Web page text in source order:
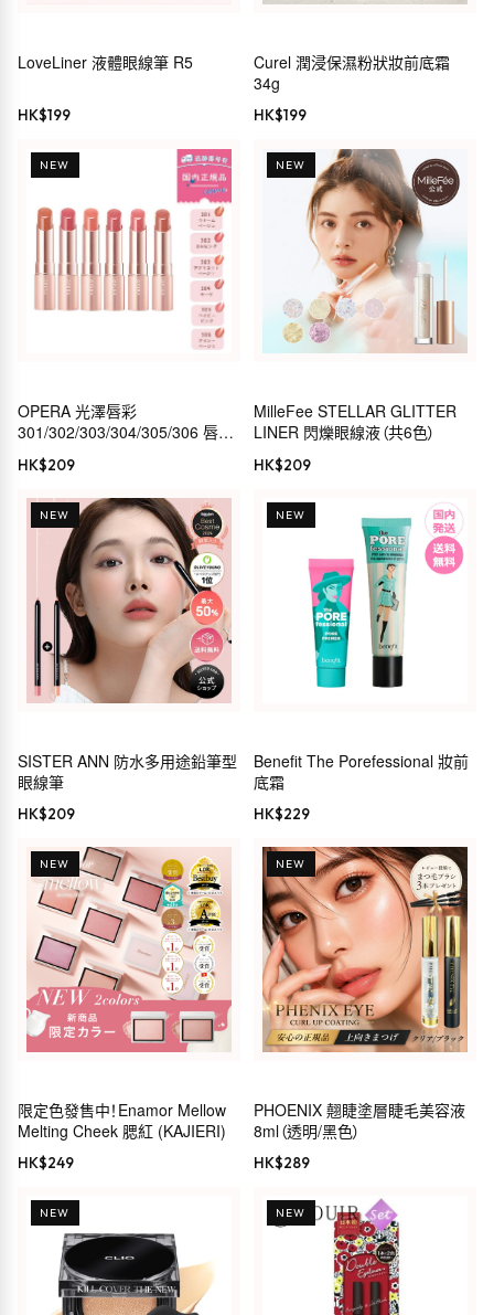
LoveLiner 液體眼線筆 R5
HK$199
Curel 潤浸保濕粉狀妝前底霜
34g
HK$199
NEW
OPERA 光澤唇彩
301/302/303/304/305/306 唇膏
唇彩
HK$209
NEW
MilleFee STELLAR GLITTER
LINER 閃爍眼線液（共6色）
HK$209
NEW
SISTER ANN 防水多用途鉛筆型
眼線筆
HK$209
NEW
Benefit The Porefessional 妝前
底霜
HK$229
NEW
限定色發售中！Enamor Mellow
Melting Cheek 腮紅 (KAJIERI)
HK$249
NEW
PHOENIX 翹睫塗層睫毛美容液
8ml（透明/黑色）
HK$289
NEW NEW